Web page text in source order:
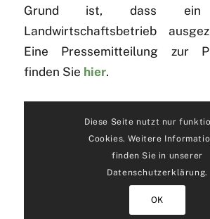
Grund ist, dass ein
Landwirtschaftsbetrieb
Eine Pressemitteilung zur
finden Sie hier.
Diese Seite nutzt nur
Cookies. Weitere
finden Sie in unserer
Datenschutzerklärung.
OK